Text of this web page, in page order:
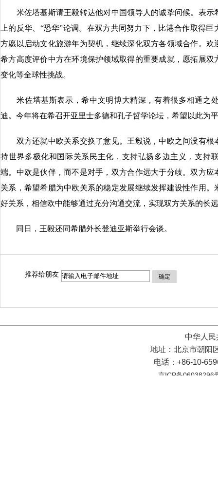
米佐塔基斯请王毅转达他对中国领导人的诚挚问候。表示
上的反华、“恐华”论调。在双方共同努力下，比港合作取得
方愿以启动文化旅游年为契机，继续深化双方各领域合作。
希方高度评价中方在环境保护领域取得的重要成就，愿拓展
变化等全球性挑战。
米佐塔基斯表示，希中文明博大精深，有着很多相通之
迪。今年将在希召开亚里士多德和孔子哲学论坛，希望以此为
双方还就中欧关系交换了意见。王毅说，中欧之间没有根
持世界多极化和国际关系民主化，支持弘扬多边主义，支持
端。中欧是伙伴，而不是对手，双方合作远大于分歧。双方
关系，希望希腊为中欧关系的稳定发展继续发挥建设性作用
好关系，相信欧中能够通过充分沟通交流，实现双方关系的长
同日，王毅还同希腊外长登迪亚斯举行会谈。
推荐给朋友 确定
中华人
地址：北京市朝阳
电话：+86-10-
京ICP备06038296